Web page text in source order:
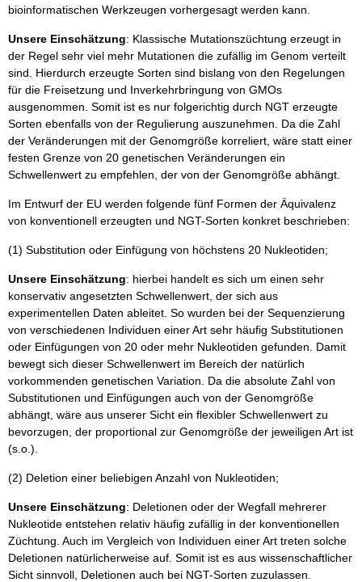
bioinformatischen Werkzeugen vorhergesagt werden kann.
Unsere Einschätzung: Klassische Mutationszüchtung erzeugt in
der Regel sehr viel mehr Mutationen die zufällig im Genom verteilt
sind. Hierdurch erzeugte Sorten sind bislang von den Regelungen
für die Freisetzung und Inverkehrbringung von GMOs
ausgenommen. Somit ist es nur folgerichtig durch NGT erzeugte
Sorten ebenfalls von der Regulierung auszunehmen. Da die Zahl
der Veränderungen mit der Genomgröße korreliert, wäre statt einer
festen Grenze von 20 genetischen Veränderungen ein
Schwellenwert zu empfehlen, der von der Genomgröße abhängt.
Im Entwurf der EU werden folgende fünf Formen der Äquivalenz
von konventionell erzeugten und NGT-Sorten konkret beschrieben:
(1) Substitution oder Einfügung von höchstens 20 Nukleotiden;
Unsere Einschätzung: hierbei handelt es sich um einen sehr
konservativ angesetzten Schwellenwert, der sich aus
experimentellen Daten ableitet. So wurden bei der Sequenzierung
von verschiedenen Individuen einer Art sehr häufig Substitutionen
oder Einfügungen von 20 oder mehr Nukleotiden gefunden. Damit
bewegt sich dieser Schwellenwert im Bereich der natürlich
vorkommenden genetischen Variation. Da die absolute Zahl von
Substitutionen und Einfügungen auch von der Genomgröße
abhängt, wäre aus unserer Sicht ein flexibler Schwellenwert zu
bevorzugen, der proportional zur Genomgröße der jeweiligen Art ist
(s.o.).
(2) Deletion einer beliebigen Anzahl von Nukleotiden;
Unsere Einschätzung: Deletionen oder der Wegfall mehrerer
Nukleotide entstehen relativ häufig zufällig in der konventionellen
Züchtung. Auch im Vergleich von Individuen einer Art treten solche
Deletionen natürlicherweise auf. Somit ist es aus wissenschaftlicher
Sicht sinnvoll, Deletionen auch bei NGT-Sorten zuzulassen.